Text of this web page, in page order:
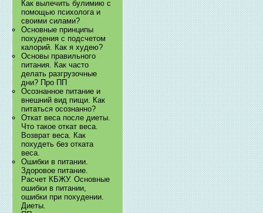
Как вылечить булимию с
помощью психолога и
своими силами?
Основные принципы
похудения с подсчетом
калорий. Как я худею?
Основы правильного
питания. Как часто
делать разгрузочные
дни? Про ПП
Осознанное питание и
внешний вид пищи. Как
питаться осознанно?
Откат веса после диеты.
Что такое откат веса.
Возврат веса. Как
похудеть без отката
веса.
Ошибки в питании.
Здоровое питание.
Расчет КБЖУ. Основные
ошибки в питании,
ошибки при похудении.
Диеты.